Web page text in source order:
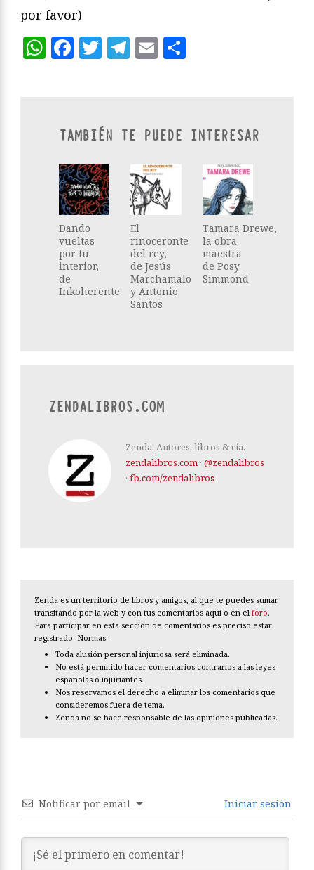
por favor)
WhatsApp
Facebook
Twitter
Telegram
Email
TAMBIÉN TE PUEDE INTERESAR
Dando
vueltas
por tu
interior,
de
Inkoherente
El
rinoceronte
del rey,
de Jesús
Marchamalo
y Antonio
Santos
Tamara Drewe,
la obra
maestra
de Posy
Simmond
ZENDALIBROS.COM
Zenda. Autores, libros & cía.
zendalibros.com · @zendalibros
· fb.com/zendalibros
Zenda es un territorio de libros y amigos, al que te puedes sumar
transitando por la web y con tus comentarios aquí o en el foro.
Para participar en esta sección de comentarios es preciso estar
registrado. Normas:
Toda alusión personal injuriosa será eliminada.
No está permitido hacer comentarios contrarios a las leyes
españolas o injuriantes.
Nos reservamos el derecho a eliminar los comentarios que
consideremos fuera de tema.
Zenda no se hace responsable de las opiniones publicadas.
Notificar por email Iniciar sesión